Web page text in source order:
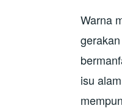
Warna
isu